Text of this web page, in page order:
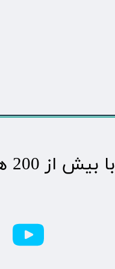
​با بیش از 200 هزاردنبال کننده محبوب ترین رسانه مردمی شهر مهاباد​​​​​​​​​​​​​​